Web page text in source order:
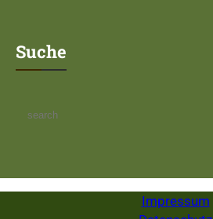
Suche
c
Impressum